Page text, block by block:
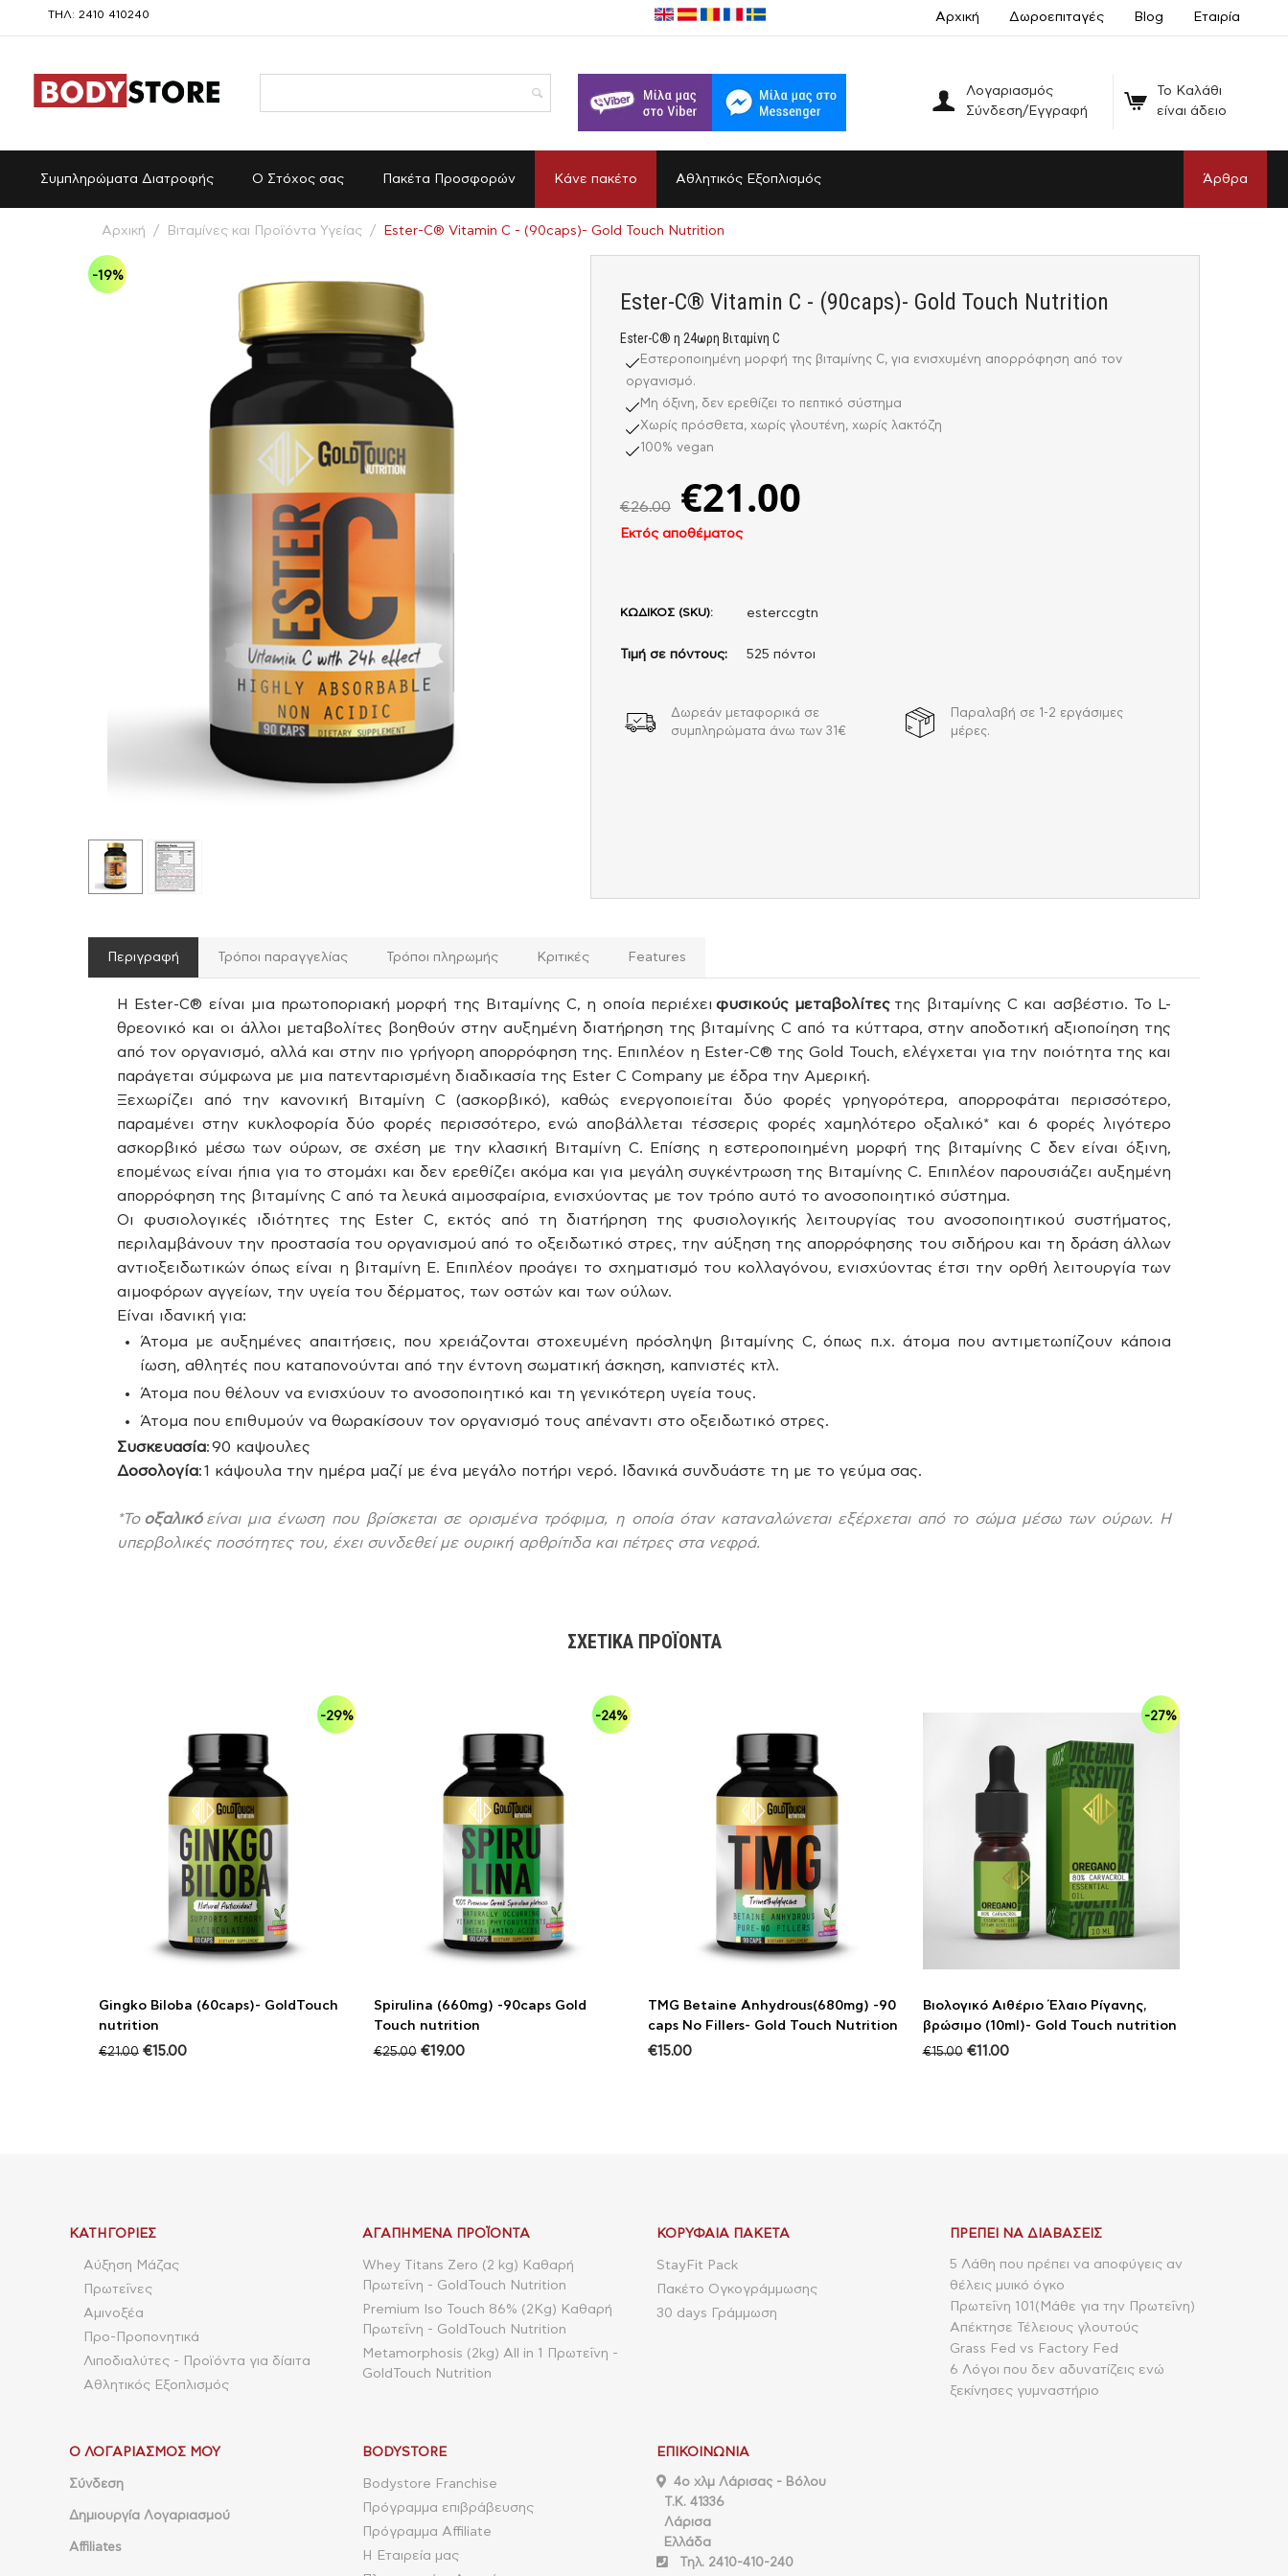
ΤΗΛ: 2410 410240 Αρχική Δωροεπιταγές Blog Εταιρία
Λογαριασμός
Σύνδεση/Εγγραφή
Το Καλάθι
είναι άδειο
Συμπληρώματα Διατροφής Ο Στόχος σας Πακέτα Προσφορών Κάνε πακέτο Αθλητικός Εξοπλισμός Άρθρα
Αρχική / Βιταμίνες και Προϊόντα Υγείας / Ester-C® Vitamin C - (90caps)- Gold Touch Nutrition
-19%
Ester-C® Vitamin C - (90caps)- Gold Touch Nutrition
Ester-C® η 24ωρη Βιταμίνη C
Εστεροποιημένη μορφή της βιταμίνης C, για ενισχυμένη απορρόφηση από τον
οργανισμό.
Mη όξινη, δεν ερεθίζει το πεπτικό σύστημα
Χωρίς πρόσθετα, χωρίς γλουτένη, χωρίς λακτόζη
100% vegan
€26.00 €21.00
Εκτός αποθέματος
ΚΩΔΙΚΟΣ (SKU): esterccgtn
Τιμή σε πόντους: 525 πόντοι
Δωρεάν μεταφορικά σε
συμπληρώματα άνω των 31€
Παραλαβή σε 1-2 εργάσιμες
μέρες.
Περιγραφή Τρόποι παραγγελίας Τρόποι πληρωμής Κριτικές Features
Η Ester-C® είναι μια πρωτοποριακή μορφή της Βιταμίνης C, η οποία περιέχει φυσικούς μεταβολίτες της βιταμίνης C και ασβέστιο. Το L-
θρεονικό και οι άλλοι μεταβολίτες βοηθούν στην αυξημένη διατήρηση της βιταμίνης C από τα κύτταρα, στην αποδοτική αξιοποίηση της
από τον οργανισμό, αλλά και στην πιο γρήγορη απορρόφηση της. Επιπλέον η Ester-C® της Gold Touch, ελέγχεται για την ποιότητα της και
παράγεται σύμφωνα με μια πατενταρισμένη διαδικασία της Ester C Company με έδρα την Αμερική.
Ξεχωρίζει από την κανονική Βιταμίνη C (ασκορβικό), καθώς ενεργοποιείται δύο φορές γρηγορότερα, απορροφάται περισσότερο,
παραμένει στην κυκλοφορία δύο φορές περισσότερο, ενώ αποβάλλεται τέσσερις φορές χαμηλότερο οξαλικό* και 6 φορές λιγότερο
ασκορβικό μέσω των ούρων, σε σχέση με την κλασική Βιταμίνη C. Επίσης η εστεροποιημένη μορφή της βιταμίνης C δεν είναι όξινη,
επομένως είναι ήπια για το στομάχι και δεν ερεθίζει ακόμα και για μεγάλη συγκέντρωση της Βιταμίνης C. Επιπλέον παρουσιάζει αυξημένη
απορρόφηση της βιταμίνης C από τα λευκά αιμοσφαίρια, ενισχύοντας με τον τρόπο αυτό το ανοσοποιητικό σύστημα.
Οι φυσιολογικές ιδιότητες της Ester C, εκτός από τη διατήρηση της φυσιολογικής λειτουργίας του ανοσοποιητικού συστήματος,
περιλαμβάνουν την προστασία του οργανισμού από το οξειδωτικό στρες, την αύξηση της απορρόφησης του σιδήρου και τη δράση άλλων
αντιοξειδωτικών όπως είναι η βιταμίνη Ε. Επιπλέον προάγει το σχηματισμό του κολλαγόνου, ενισχύοντας έτσι την ορθή λειτουργία των
αιμοφόρων αγγείων, την υγεία του δέρματος, των οστών και των ούλων.
Είναι ιδανική για:
Άτομα με αυξημένες απαιτήσεις, που χρειάζονται στοχευμένη πρόσληψη βιταμίνης C, όπως π.χ. άτομα που αντιμετωπίζουν κάποια
ίωση, αθλητές που καταπονούνται από την έντονη σωματική άσκηση, καπνιστές κτλ.
Άτομα που θέλουν να ενισχύουν το ανοσοποιητικό και τη γενικότερη υγεία τους.
Άτομα που επιθυμούν να θωρακίσουν τον οργανισμό τους απέναντι στο οξειδωτικό στρες.
Συσκευασία: 90 καψουλες
Δοσολογία: 1 κάψουλα την ημέρα μαζί με ένα μεγάλο ποτήρι νερό. Ιδανικά συνδυάστε τη με το γεύμα σας.
*Το οξαλικό είναι μια ένωση που βρίσκεται σε ορισμένα τρόφιμα, η οποία όταν καταναλώνεται εξέρχεται από το σώμα μέσω των ούρων. Η
υπερβολικές ποσότητες του, έχει συνδεθεί με ουρική αρθρίτιδα και πέτρες στα νεφρά.
ΣΧΕΤΙΚΆ ΠΡΟΪΌΝΤΑ
-29%
Gingko Biloba (60caps)- GoldTouch
nutrition
€21.00 €15.00
-24%
Spirulina (660mg) -90caps Gold
Touch nutrition
€25.00 €19.00
TMG Betaine Anhydrous(680mg) -90
caps No Fillers- Gold Touch Nutrition
€15.00
-27%
Βιολογικό Αιθέριο Έλαιο Ρίγανης,
βρώσιμο (10ml)- Gold Touch nutrition
€15.00 €11.00
ΚΑΤΗΓΟΡΊΕΣ
Αύξηση Μάζας
Πρωτεΐνες
Αμινοξέα
Προ-Προπονητικά
Λιποδιαλύτες - Προϊόντα για δίαιτα
Αθλητικός Εξοπλισμός
ΑΓΑΠΗΜΈΝΑ ΠΡΟΪΌΝΤΑ
Whey Titans Zero (2 kg) Καθαρή
Πρωτεΐνη - GoldTouch Nutrition
Premium Iso Touch 86% (2Kg) Καθαρή
Πρωτεΐνη - GoldTouch Nutrition
Metamorphosis (2kg) All in 1 Πρωτεΐνη -
GoldTouch Nutrition
ΚΟΡΥΦΑΊΑ ΠΑΚΈΤΑ
StayFit Pack
Πακέτο Ογκογράμμωσης
30 days Γράμμωση
ΠΡΈΠΕΙ ΝΑ ΔΙΑΒΆΣΕΙΣ
5 Λάθη που πρέπει να αποφύγεις αν
θέλεις μυικό όγκο
Πρωτεΐνη 101(Μάθε για την Πρωτεΐνη)
Απέκτησε Τέλειους γλουτούς
Grass Fed vs Factory Fed
6 Λόγοι που δεν αδυνατίζεις ενώ
ξεκίνησες γυμναστήριο
Ο ΛΟΓΑΡΙΑΣΜΌΣ ΜΟΥ
Σύνδεση
Δημιουργία Λογαριασμού
Affiliates
BODYSTORE
Bodystore Franchise
Πρόγραμμα επιβράβευσης
Πρόγραμμα Affiliate
Η Εταιρεία μας
ΕΠΙΚΟΙΝΩΝΊΑ
4o χλμ Λάρισας - Βόλου
Τ.Κ. 41336
Λάρισα
Ελλάδα
Τηλ. 2410-410-240